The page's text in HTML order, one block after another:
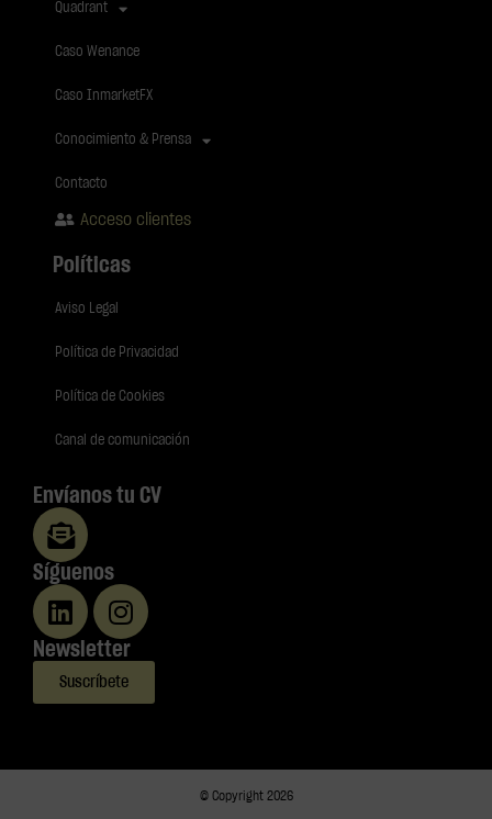
Quadrant
Caso Wenance
Caso InmarketFX
Conocimiento & Prensa
Contacto
Acceso clientes
Políticas
Aviso Legal
Política de Privacidad
Política de Cookies
Canal de comunicación
Envíanos tu CV
Síguenos
Newsletter
Suscríbete
© Copyright 2026